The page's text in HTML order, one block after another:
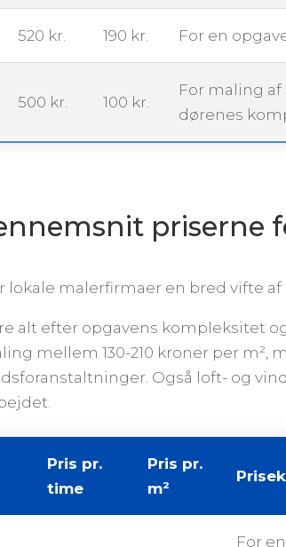
520 kr. 190 kr. For en
500 kr. 100 kr.
For maling
dørenes
priserne
malerfirmaer en bred vifte
alt efter opgavens kompleksitet
mellem 130-210 kroner per m²,
Også loft- og
Pris pr.
time
Pris pr.
m²
For